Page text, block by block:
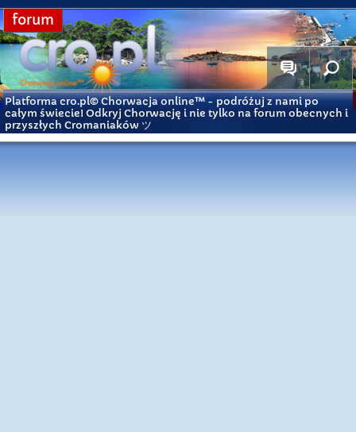
forum
Platforma cro.pl© Chorwacja online™ - podróżuj z nami po
całym świecie! Odkryj Chorwację i nie tylko na forum obecnych i
przyszłych Cromaniaków ツ